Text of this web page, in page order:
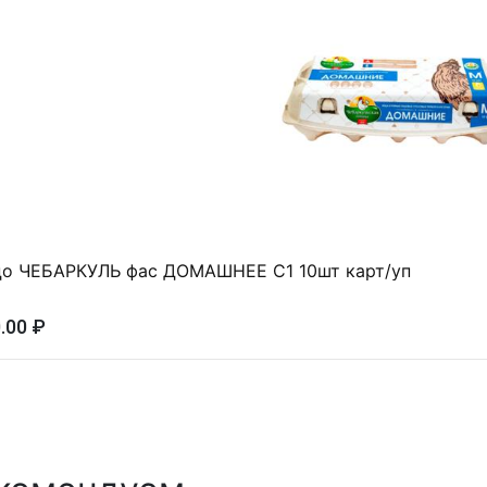
ЧЕБАРКУЛЬ фас ДОМАШНЕЕ С1 10шт карт/уп
₽